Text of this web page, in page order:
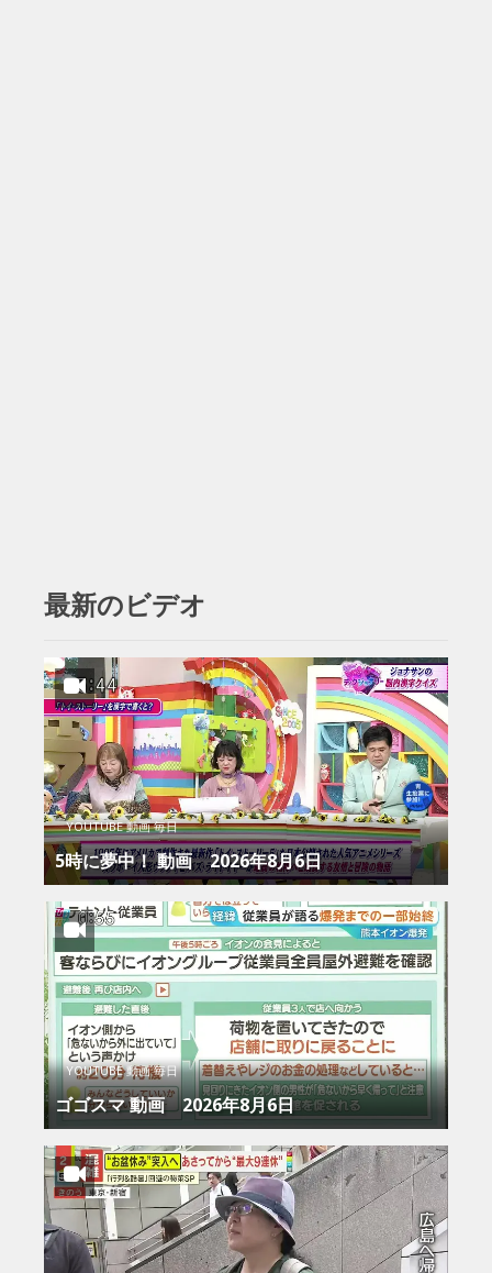
最新のビデオ
YOUTUBE 動画 毎日
5時に夢中！ 動画 2026年8月6日
YOUTUBE 動画 毎日
ゴゴスマ 動画 2026年8月6日